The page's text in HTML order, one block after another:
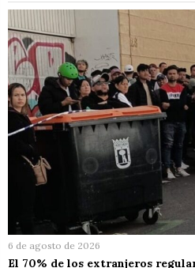
6 de agosto de 2026
El 70% de los extranjeros